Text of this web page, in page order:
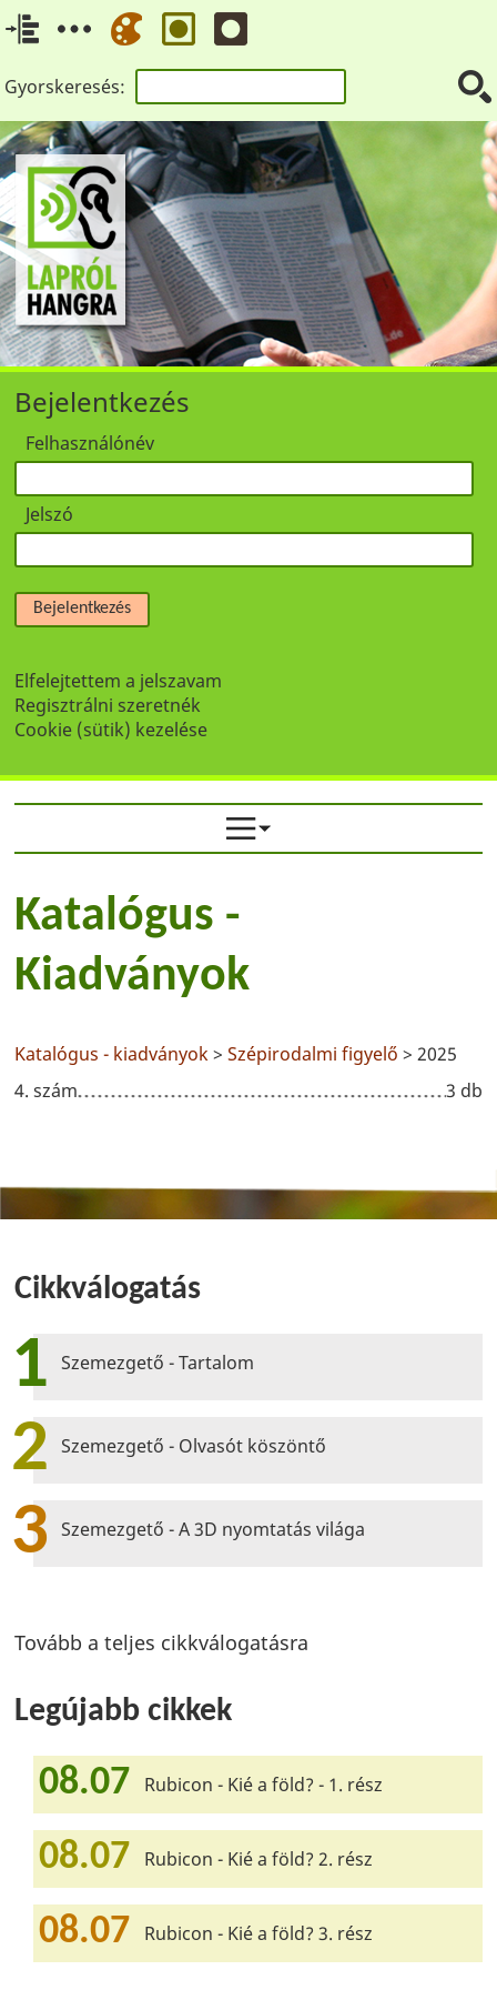
Gyorskeresés:
Bejelentkezés
Felhasználónév
Jelszó
Bejelentkezés
Elfelejtettem a jelszavam
Regisztrálni szeretnék
Cookie (sütik) kezelése
Katalógus -
Kiadványok
Katalógus - kiadványok>Szépirodalmi figyelő > 2025
4. szám
3 db
Cikkválogatás
1 Szemezgető - Tartalom
2 Szemezgető - Olvasót köszöntő
3 Szemezgető - A 3D nyomtatás világa
Tovább a teljes cikkválogatásra
Legújabb cikkek
08.07 Rubicon - Kié a föld? - 1. rész
08.07 Rubicon - Kié a föld? 2. rész
08.07 Rubicon - Kié a föld? 3. rész